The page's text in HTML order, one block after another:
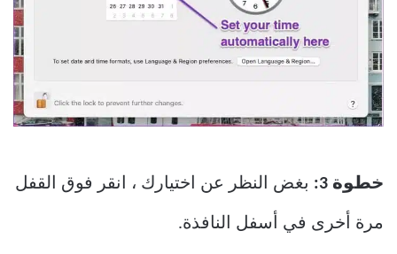
خطوة 3: بغض النظر عن اختيارك ، انقر فوق القفل
مرة أخرى في أسفل النافذة.